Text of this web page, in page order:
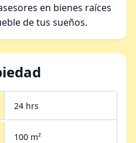
en bienes raíces
de tus sueños.
24 hrs
100 m²